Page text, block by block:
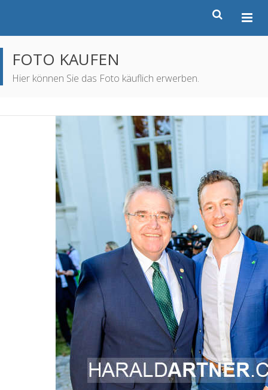
FOTO KAUFEN
Hier können Sie das Foto käuflich erwerben.